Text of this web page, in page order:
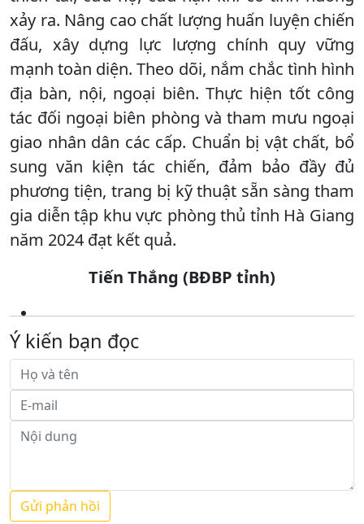
xảy ra. Nâng cao chất lượng huấn luyện chiến
đấu, xây dựng lực lượng chính quy vững
mạnh toàn diện. Theo dõi, nắm chắc tình hình
địa bàn, nội, ngoại biên. Thực hiện tốt công
tác đối ngoại biên phòng và tham mưu ngoại
giao nhân dân các cấp. Chuẩn bị vật chất, bổ
sung văn kiện tác chiến, đảm bảo đầy đủ
phương tiện, trang bị kỹ thuật sẵn sàng tham
gia diễn tập khu vực phòng thủ tỉnh Hà Giang
năm 2024 đạt kết quả.
Tiến Thắng (BĐBP tỉnh)
Ý kiến bạn đọc